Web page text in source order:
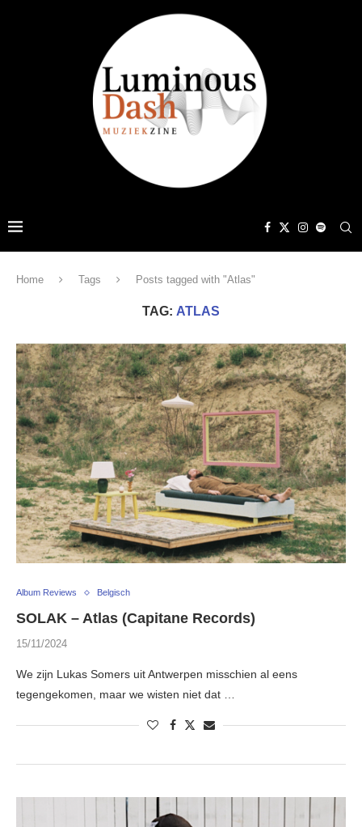
Home Tags Posts tagged with "Atlas"
TAG: ATLAS
Album Reviews Belgisch
SOLAK – Atlas (Capitane Records)
15/11/2024
We zijn Lukas Somers uit Antwerpen misschien al eens
tegengekomen, maar we wisten niet dat …